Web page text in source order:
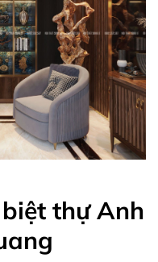
thự Anh